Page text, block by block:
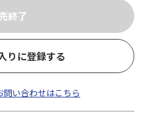
りに登録する
い合わせはこちら